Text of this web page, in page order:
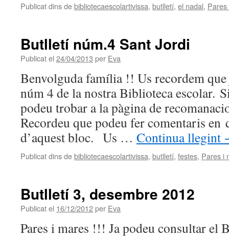
Publicat dins debibliotecaescolartivissa, butlletí, el nadal,
Butlletí núm.4 Sant Jordi
Publicat el 24/04/2013 per Eva
Benvolguda família !! Us recordem
núm 4 de la nostra Biblioteca escolar.
podeu trobar a la pàgina de
Recordeu que podeu fer comentaris en
d’aquest bloc. Us … Continua llegint
Publicat dins debibliotecaescolartivissa, butlletí, festes, Pares i
Butlletí 3, desembre 2012
Publicat el 16/12/2012per Eva
Pares i mares !!! Ja podeu consultar el